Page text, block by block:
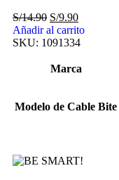
S/14.90 S/9.90
Añadir al carrito
SKU: 1091334
Marca
Modelo de Cable Bite